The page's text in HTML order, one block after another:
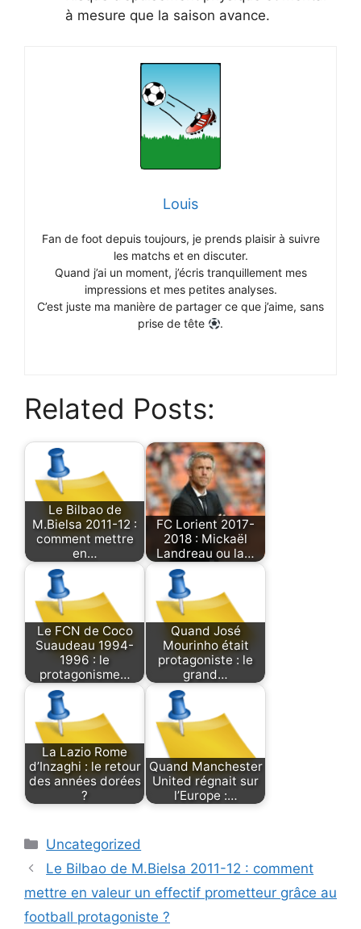
à mesure que la saison avance.
Louis
Fan de foot depuis toujours, je prends plaisir à suivre
les matchs et en discuter.
Quand j’ai un moment, j’écris tranquillement mes
impressions et mes petites analyses.
C’est juste ma manière de partager ce que j’aime, sans
prise de tête
.
Related Posts:
Le Bilbao de
M.Bielsa 2011-12 :
comment mettre
en…
FC Lorient 2017-
2018 : Mickaël
Landreau ou la…
Le FCN de Coco
Suaudeau 1994-
1996 : le
protagonisme…
Quand José
Mourinho était
protagoniste : le
grand…
La Lazio Rome
d’Inzaghi : le retour
des années dorées
?
Quand Manchester
United régnait sur
l’Europe :…
Categories
Uncategorized
Le Bilbao de M.Bielsa 2011-12 : comment
mettre en valeur un effectif prometteur grâce au
football protagoniste ?